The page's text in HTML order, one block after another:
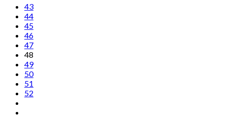
43
44
45
46
47
48
49
50
51
52